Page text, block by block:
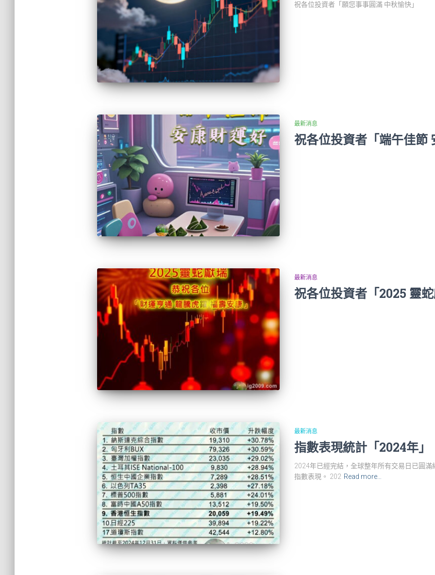
祝各位投資者「願您事事圓滿 中秋愉快」
最新消息
祝各位投資者「端午佳節
最新消息
祝各位投資者「2025 靈
最新消息
指數表現統計「2024年」
2024年已經完結，全球整年所有交易日已圓
指數表現。 202 Read more…